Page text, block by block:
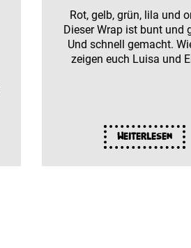
Rot, gelb, grün, lila und
Dieser Wrap ist bunt und
Und schnell gemacht.
zeigen euch Luisa und
Weiterlesen